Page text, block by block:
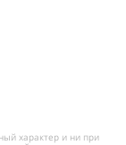
характер и ни при